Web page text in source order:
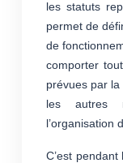
les statuts
permet de
de
comporter
prévues par
les autres
l’organisation
C’est